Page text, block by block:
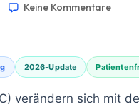
Keine Kommentare
2026-Update
verändern sich mit